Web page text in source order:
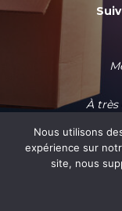
À très
Nous utilisons
expérience sur
site, nous